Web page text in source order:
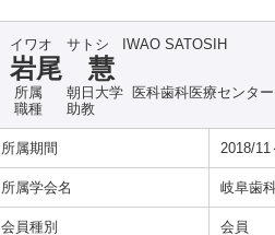
イワオ サトシ IWAO SATOSIH
岩尾 慧
所属
朝日大学 医科歯科医療センタ
職種
助教
所属期間 2018/11
所属学会名 岐阜歯
会員種別 会員